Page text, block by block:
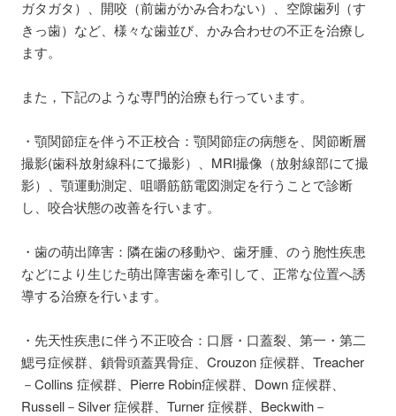
ガタガタ）、開咬（前歯がかみ合わない）、空隙歯列（す
きっ歯）など、様々な歯並び、かみ合わせの不正を治療し
ます。
また，下記のような専門的治療も行っています。
・顎関節症を伴う不正校合：顎関節症の病態を、関節断層
撮影(歯科放射線科にて撮影）、MRI撮像（放射線部にて撮
影）、顎運動測定、咀嚼筋筋電図測定を行うことで診断
し、咬合状態の改善を行います。
・歯の萌出障害：隣在歯の移動や、歯牙腫、のう胞性疾患
などにより生じた萌出障害歯を牽引して、正常な位置へ誘
導する治療を行います。
・先天性疾患に伴う不正咬合：口唇・口蓋裂、第一・第二
鰓弓症候群、鎖骨頭蓋異骨症、Crouzon 症候群、Treacher
－Collins 症候群、Pierre Robin症候群、Down 症候群、
Russell－Silver 症候群、Turner 症候群、Beckwith－